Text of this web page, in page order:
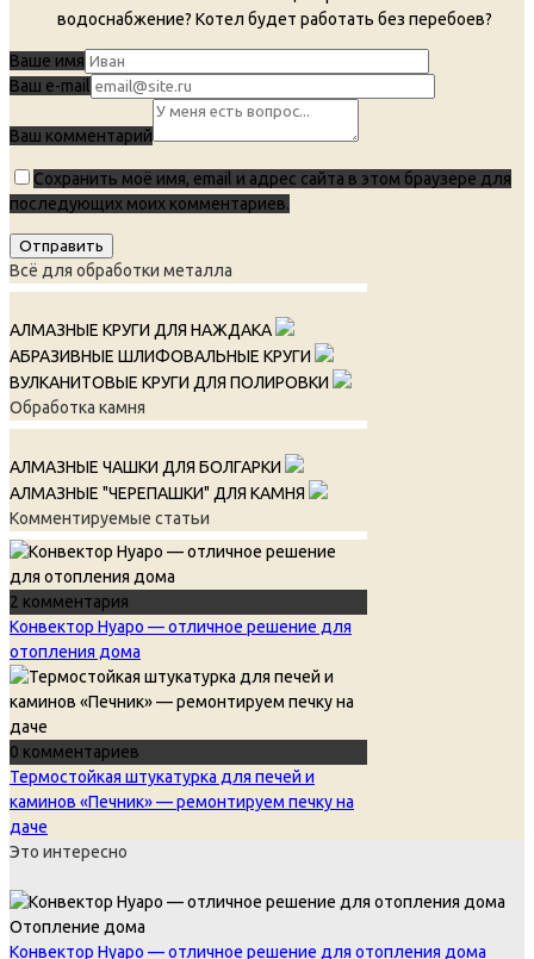
водоснабжение? Котел будет работать без перебоев?
Ваше имя
Ваш e-mail
Ваш комментарий
Сохранить моё имя, email и адрес сайта в этом браузере для
последующих моих комментариев.
Всё для обработки металла
АЛМАЗНЫЕ КРУГИ ДЛЯ НАЖДАКА
АБРАЗИВНЫЕ ШЛИФОВАЛЬНЫЕ КРУГИ
ВУЛКАНИТОВЫЕ КРУГИ ДЛЯ ПОЛИРОВКИ
Обработка камня
АЛМАЗНЫЕ ЧАШКИ ДЛЯ БОЛГАРКИ
АЛМАЗНЫЕ "ЧЕРЕПАШКИ" ДЛЯ КАМНЯ
Комментируемые статьи
2 комментария
Конвектор Нуаро — отличное решение для
отопления дома
0 комментариев
Термостойкая штукатурка для печей и
каминов «Печник» — ремонтируем печку на
даче
Это интересно
Отопление дома
Конвектор Нуаро — отличное решение для отопления дома